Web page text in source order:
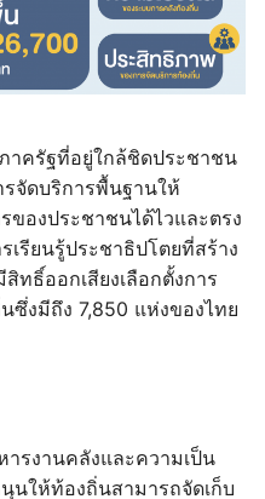
าครัฐที่อยู่ใกล้ชิดประชาชน
จัดบริการพื้นฐานให้
ของประชาชนได้ไวและตรง
เรียนรู้ประชาธิปโตยที่สร้าง
ทธิ์ออกเสียงเลือกตั้งการ
ซึ่งมีถึง 7,850 แห่งของไทย
รงานคลังและความเป็น
นให้ท้องถิ่นสามารถจัดเก็บ